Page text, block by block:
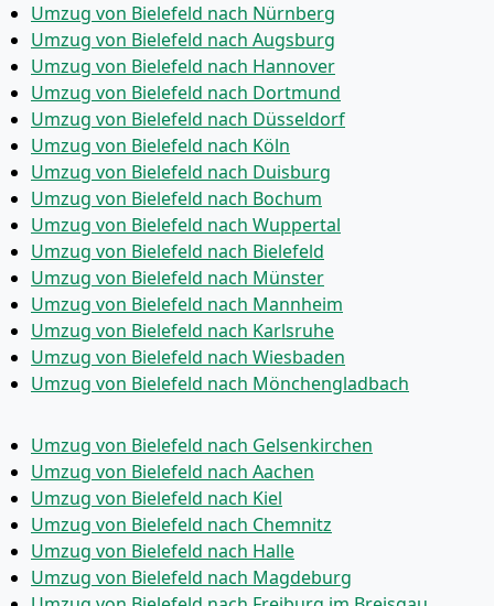
Umzug von Bielefeld nach Nürnberg
Umzug von Bielefeld nach Augsburg
Umzug von Bielefeld nach Hannover
Umzug von Bielefeld nach Dortmund
Umzug von Bielefeld nach Düsseldorf
Umzug von Bielefeld nach Köln
Umzug von Bielefeld nach Duisburg
Umzug von Bielefeld nach Bochum
Umzug von Bielefeld nach Wuppertal
Umzug von Bielefeld nach Bielefeld
Umzug von Bielefeld nach Münster
Umzug von Bielefeld nach Mannheim
Umzug von Bielefeld nach Karlsruhe
Umzug von Bielefeld nach Wiesbaden
Umzug von Bielefeld nach Mönchen­gladbach
Umzug von Bielefeld nach Gelsenkirchen
Umzug von Bielefeld nach Aachen
Umzug von Bielefeld nach Kiel
Umzug von Bielefeld nach Chemnitz
Umzug von Bielefeld nach Halle
Umzug von Bielefeld nach Magdeburg